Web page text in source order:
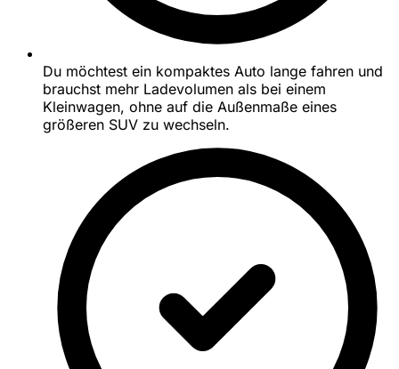
Du möchtest ein kompaktes Auto lange fahren und
brauchst mehr Ladevolumen als bei einem
Kleinwagen, ohne auf die Außenmaße eines
größeren SUV zu wechseln.